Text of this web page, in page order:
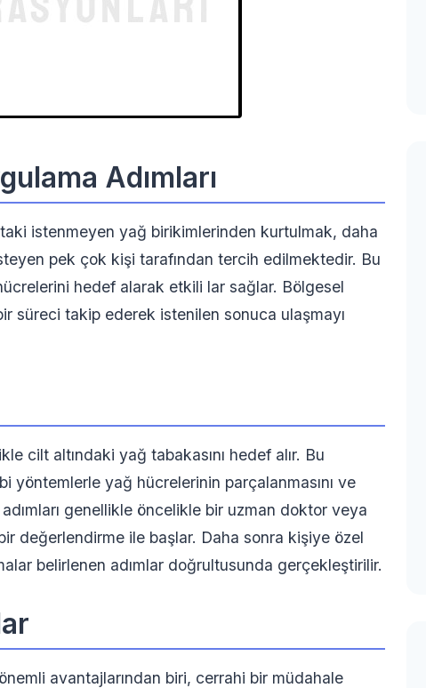
Adımları
istenmeyen yağ birikimlerinden kurtulmak, daha
pek çok kişi tarafından tercih edilmektedir. Bu
hedef alarak etkili lar sağlar. Bölgesel
süreci takip ederek istenilen sonuca ulaşmayı
cilt altındaki yağ tabakasını hedef alır. Bu
yöntemlerle yağ hücrelerinin parçalanmasını ve
genellikle öncelikle bir uzman doktor veya
değerlendirme ile başlar. Daha sonra kişiye özel
belirlenen adımlar doğrultusunda gerçekleştirilir.
avantajlarından biri, cerrahi bir müdahale